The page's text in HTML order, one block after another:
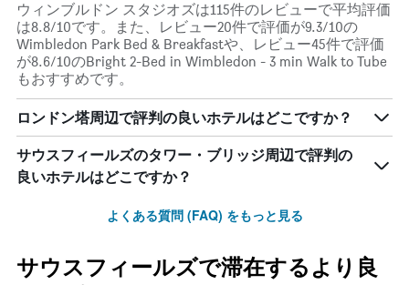
表
し
て
い
ま
す
表
の
X
軸
1​
日
を
ウィンブルドン スタジオズは115件のレビューで平均評価
は8.8/10です。また、レビュー20件で評価が9.3/10の
Wimbledon Park Bed & Breakfastや、レビュー45件で評価
が8.6/10のBright 2-Bed in Wimbledon - 3 min Walk to Tube
もおすすめです。
ロンドン塔周辺で評判の良いホテルはどこですか？
サウスフィールズのタワー・ブリッジ周辺で評判の
良いホテルはどこですか？
よくある質問 (FAQ) をもっと見る
サウスフィールズで滞在するより良